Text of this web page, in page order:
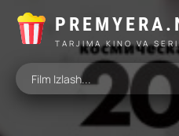
TARJIMA KINO VA